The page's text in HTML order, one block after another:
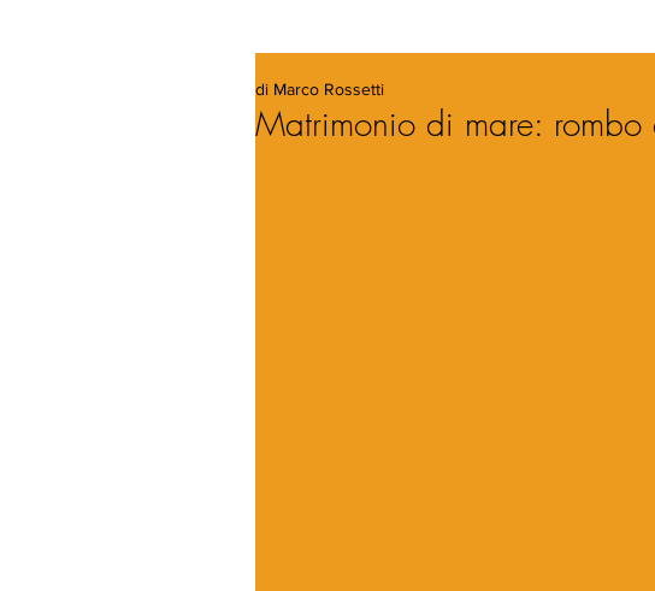
Matrimonio di mare: rombo
di Marco Rossetti